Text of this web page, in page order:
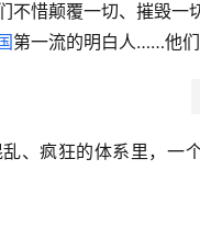
不惜颠覆一切、摧毁
第一流的明白人……他
、疯狂的体系里，一